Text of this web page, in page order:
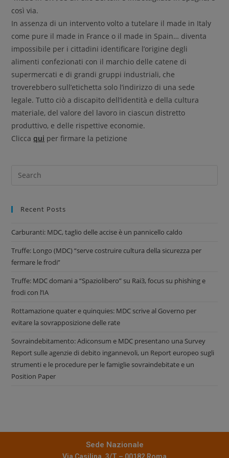
così via.
In assenza di un intervento volto a tutelare il made in Italy
come pure il made in France o il made in Spain… diventa
impossibile per i cittadini identificare l’origine degli
alimenti confezionati con il marchio delle catene di
supermercati e di grandi gruppi industriali, che
troverebbero sull’etichetta solo l’indirizzo di una sede
legale. Tutto ciò a discapito dell’identità e della cultura
materiale, del valore del lavoro in ciascun distretto
produttivo, e delle rispettive economie.
Cliccaqui per firmare la petizione
Recent Posts
Carburanti: MDC, taglio delle accise è un pannicello caldo
Truffe: Longo (MDC) “serve costruire cultura della sicurezza per
fermare le frodi”
Truffe: MDC domani a “Spaziolibero” su Rai3, focus su phishing e
frodi con l’IA
Rottamazione quater e quinquies: MDC scrive al Governo per
evitare la sovrapposizione delle rate
Sovraindebitamento: Adiconsum e MDC presentano una Survey
Report sulle agenzie di debito ingannevoli, un Report europeo sugli
strumenti e le procedure per le famiglie sovraindebitate e un
Position Paper
Sede Nazionale
Via Casilina, 3/T – 00182 Roma